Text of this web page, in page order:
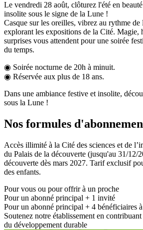
Le vendredi 28 août, clôturez l'été en
insolite sous le signe de la Lune !
Casque sur les oreilles, vibrez au rythme de
explorant les expositions de la Cité. Magie,
surprises vous attendent pour une soirée
du temps.
◉ Soirée nocturne de 20h à minuit.
◉ Réservée aux plus de 18 ans.
Dans une ambiance festive et insolite,
sous la Lune !
Nos formules
Accès illimité à la Cité des sciences et de
du Palais de la découverte (jusqu'au 31/12/
découverte dès mars 2027. Tarif exclusif
des enfants.
Pour vous ou pour offrir à un proche
Pour un abonné principal + 1 invité
Pour un abonné principal + 4 bénéficiaires
Soutenez notre établissement en
du développement durable